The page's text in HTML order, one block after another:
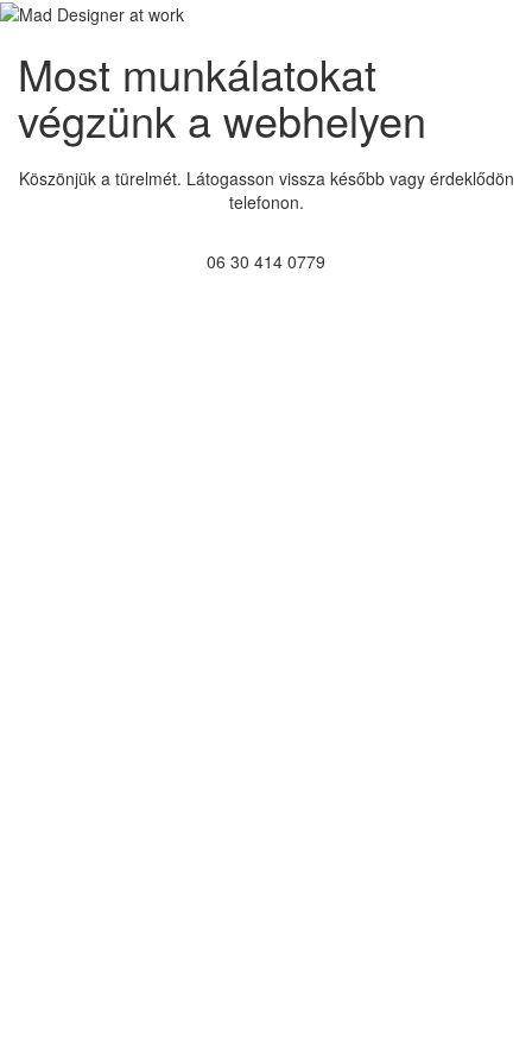
Most munkálatokat
végzünk a webhelyen
Köszönjük a türelmét. Látogasson vissza később vagy érdeklődön
telefonon.
06 30 414 0779